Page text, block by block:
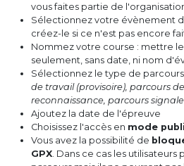
vous faites partie de
Sélectionnez votre évènement
créez-le si ce n'est pas encore
Nommez votre course : mettre
seulement, sans date, ni nom
Sélectionnez le type de parcours
de travail (provisoire), parcours
reconnaissance, parcours
Ajoutez la date de l'épreuve
Choisissez l'accès en mode
Vous avez la possibilité de
GPX. Dans ce cas les utilisateurs